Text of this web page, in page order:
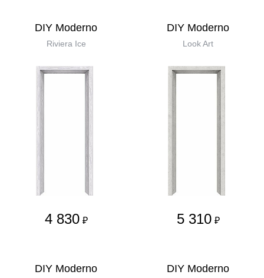
DIY Moderno
Riviera Ice
4 830 ₽
DIY Moderno
Look Art
5 310 ₽
DIY Moderno DIY Moderno